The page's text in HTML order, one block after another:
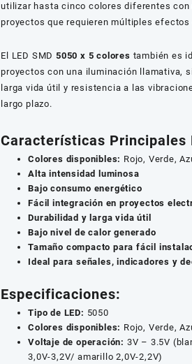
utilizar hasta cinco colores diferentes
proyectos que requieren múltiples
El LED SMD 5050 x 5 colores también es
proyectos con una iluminación llamativa,
larga vida útil y resistencia a las
largo plazo.
Características Principales
Colores disponibles: Rojo, Verde,
Alta intensidad luminosa
Bajo consumo energético
Fácil integración en proyectos
Durabilidad y larga vida útil
Bajo nivel de calor generado
Tamaño compacto para fácil
Ideal para señales, indicadores y
Especificaciones:
Tipo de LED: 5050
Colores disponibles: Rojo, Verde,
Voltaje de operación: 3V – 3.5V
3,0V-3,2V/ amarillo 2,0V-2,2V)